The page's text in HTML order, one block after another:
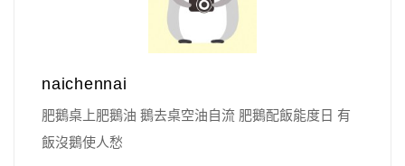
naichennai
肥鵝桌上肥鵝油 鵝去桌空油自流 肥鵝配飯能度日 有
飯沒鵝使人愁